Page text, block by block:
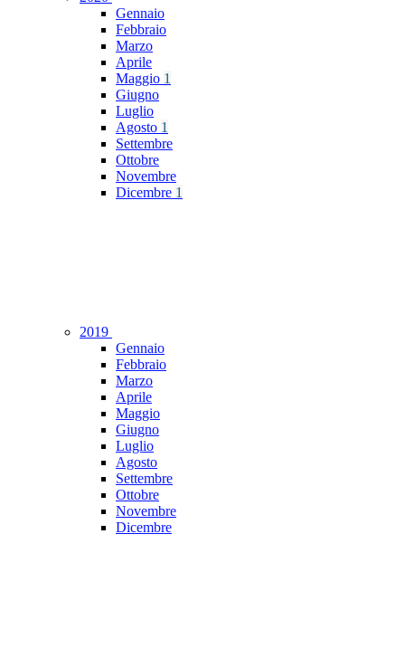
Gennaio
Febbraio
Marzo
Aprile
Maggio 1
Giugno
Luglio
Agosto 1
Settembre
Ottobre
Novembre
Dicembre 1
2019
Gennaio
Febbraio
Marzo
Aprile
Maggio
Giugno
Luglio
Agosto
Settembre
Ottobre
Novembre
Dicembre